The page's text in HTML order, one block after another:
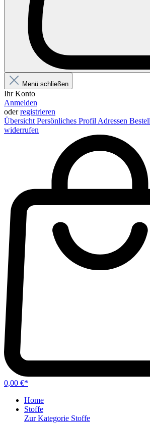
Menü schließen
Ihr Konto
Anmelden
oderregistrieren
Übersicht Persönliches Profil Adressen
widerrufen
0,00 €*
Home
Stoffe
Zur Kategorie Stoffe